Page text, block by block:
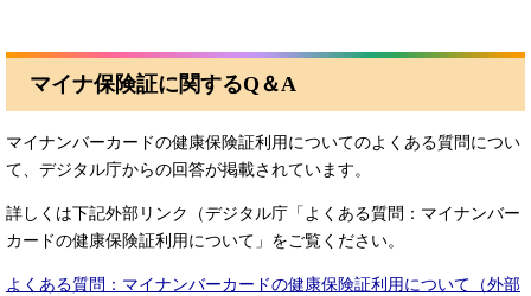
マイナ保険証に関するQ＆A
マイナンバーカードの健康保険証利用についてのよくある質問につい
て、デジタル庁からの回答が掲載されています。
詳しくは下記外部リンク（デジタル庁「よくある質問：マイナンバー
カードの健康保険証利用について」をご覧ください。
よくある質問：マイナンバーカードの健康保険証利用について（外部